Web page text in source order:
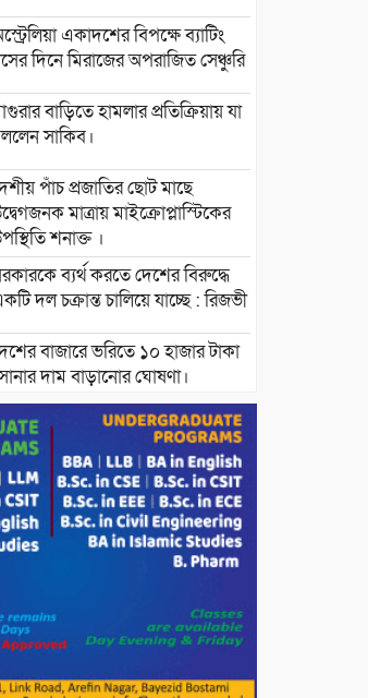
একাদশের বিপক্ষে ব্যাটিং
দিনে মিরাজের অপরাজিত সেঞ্চুরি
বাড়িতে হামলার প্রতিক্রিয়ায় যা
সাকিব।
পাঁচ প্রজাতির ছোট মাছে
মাত্রায় মাইক্রোপ্লাস্টিকের
শনাক্ত ।
ব্যর্থ করতে দেশের বিরুদ্ধে
দল চক্রান্ত চালিয়ে যাচ্ছে : রিজভী
বাজারে ভরিতে ১০ হাজার টাকা
দাম বাড়ানোর ঘোষণা।
রাষ্ট্রপতি হাফিজ উদ্দিন
সাথে এইচটি বাংলা অনলাইন
ও আইপি টিভির সম্পাদক মোঃ
সৌজন্য সাক্ষাৎ।
জুলাই অভ্যুত্থান দিবস
উপলক্ষে ১১দলীয় গণ মিছিল ও গণ
গণঅভ্যুত্থান দিবসে শহিদ ও
যোদ্ধাদের সংবর্ধনা।